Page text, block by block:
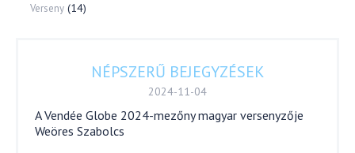
Verseny (14)
NÉPSZERŰ BEJEGYZÉSEK
2024-11-04
A Vendée Globe 2024-mezőny magyar versenyzője
Weöres Szabolcs